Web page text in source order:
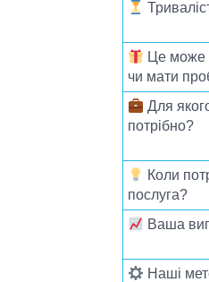
Це може
чи мати
Для
потрібно?
Коли
послуга?
Ваша
Наші